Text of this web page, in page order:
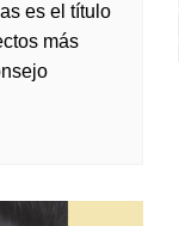
es el título
más